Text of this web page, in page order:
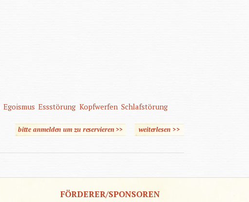
Egoismus Essstörung Kopfwerfen Schlafstörung
bitte anmelden um zu reservieren >> weiterlesen über Auffälliges Verhalten
>>
FÖRDERER/SPONSOREN